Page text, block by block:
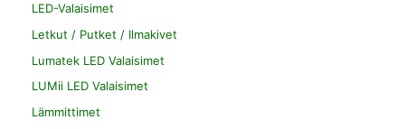
LED-Valaisimet
Letkut / Putket / Ilmakivet
Lumatek LED Valaisimet
LUMii LED Valaisimet
Lämmittimet